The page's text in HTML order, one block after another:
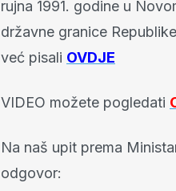
rujna 1991. godine u
državne granice
već pisali OVDJE
VIDEO možete pogledati
Na naš upit prema
odgovor: